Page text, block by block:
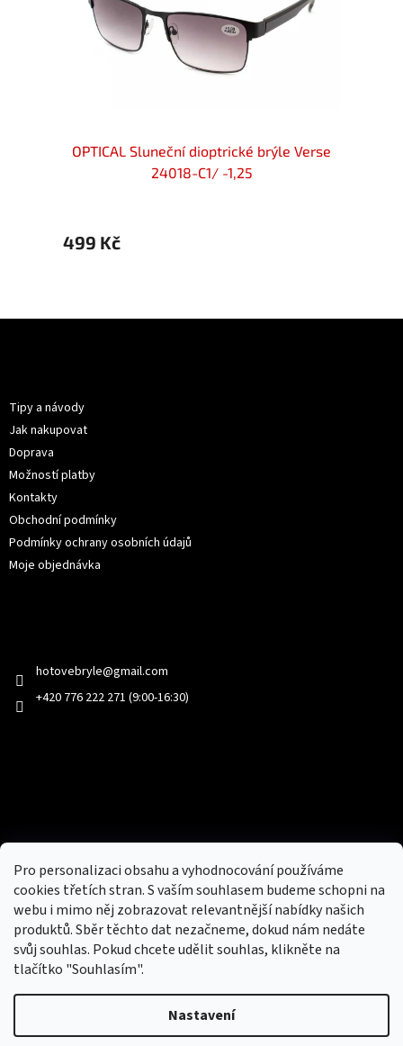
Pro personalizaci obsahu a vyhodnocování používáme
cookies třetích stran. S vaším souhlasem budeme schopni na
webu i mimo něj zobrazovat relevantnější nabídky našich
produktů. Sběr těchto dat nezačneme, dokud nám nedáte
svůj souhlas. Pokud chcete udělit souhlas, klikněte na
tlačítko "Souhlasím".
Nastavení
OPTICAL Sluneční dioptrické brýle Verse
24018-C1/ -1,25
499 Kč
Tipy a návody
Jak nakupovat
Doprava
Možností platby
Kontakty
Obchodní podmínky
Podmínky ochrany osobních údajů
Moje objednávka
hotovebryle@gmail.com
+420 776 222 271 (9:00-16:30)
Nový obchod s batohy, cestovními zavazadly, tašky a peněženky